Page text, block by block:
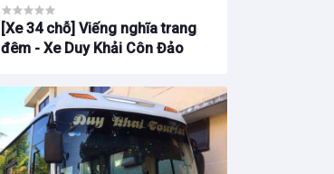
[Xe 34 chỗ] Viếng nghĩa trang
đêm - Xe Duy Khải Côn Đảo